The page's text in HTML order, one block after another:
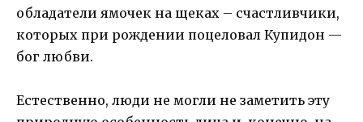
обладатели ямочек на щеках – счастливчики,
которых при рождении поцеловал Купидон —
бог любви.
Естественно, люди не могли не заметить эту